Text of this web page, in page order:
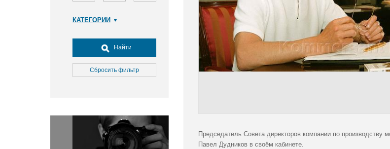
КАТЕГОРИИ
Досуг, туризм и отдых
Культура
Медицина
Окружающая среда
Политика
Правосудие
Найти
Сбросить фильтр
Председатель Совета директоров компании по
Павел Дудников в своём кабинете.